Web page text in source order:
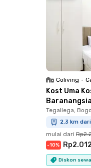
Coliving •
Kost Uma
Tegallega,
2.3 km
mulai dari
-10%
Diskon